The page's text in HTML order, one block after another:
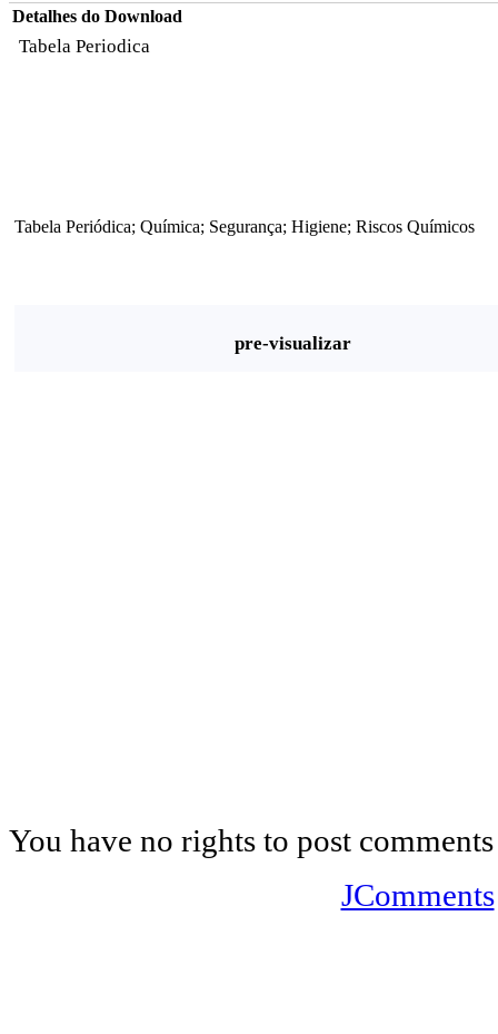
Detalhes do Download
Tabela Periodica
Tabela Periódica; Química; Segurança; Higiene; Riscos Químicos
pre-visualizar
You have no rights to post comments
JComments